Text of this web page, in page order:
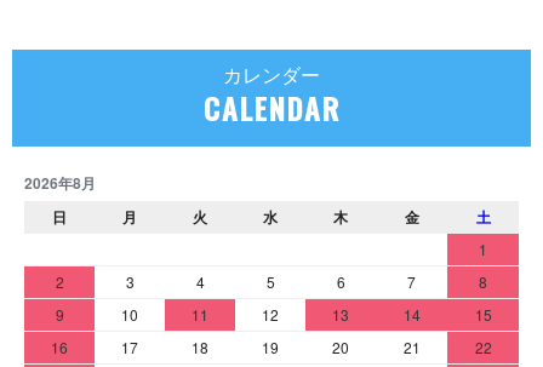
カレンダー
CALENDAR
2026年8月
日
月 火 水 木 金 土
1
2
3 4 5 6 7
8
9
10 11 12 13 14
15
16
17 18 19 20 21
22